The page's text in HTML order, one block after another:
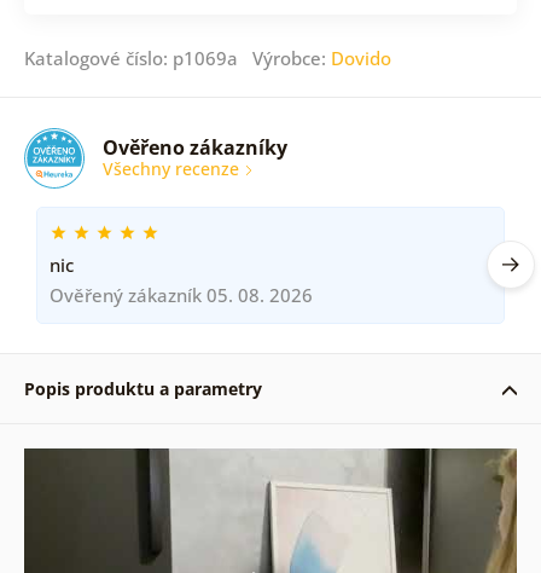
Katalogové číslo: p1069a Výrobce: Dovido
Ověřeno zákazníky
Všechny recenze
nic
Ověřený zákazník 05. 08. 2026
Popis produktu a parametry